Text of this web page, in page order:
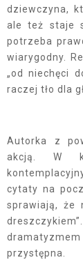
dziewczyna,
ale też staje
potrzeba
wiarygodny.
„od niechęci
raczej tło dla
Autorka z
akcją. W
cytaty na
sprawiają, że
dramatyzmem
przystępna.